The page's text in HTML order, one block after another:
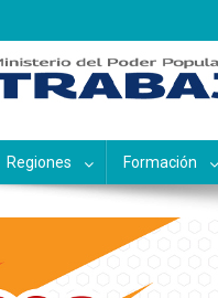
de
Regiones Formación